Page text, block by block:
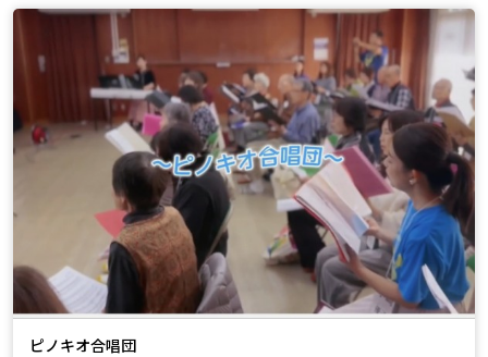
ピノキオ合唱団